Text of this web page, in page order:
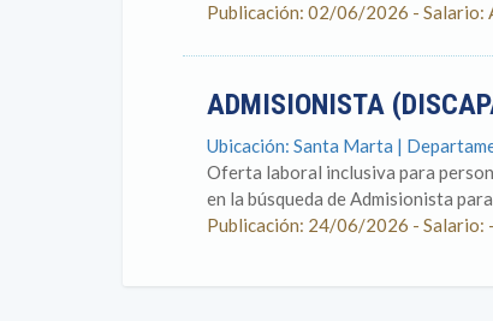
Publicación: 02/06/2026 - Salario:
ADMISIONISTA
Ubicación: Santa Marta |
Oferta laboral inclusiva para
en la búsqueda de Admisionista
Publicación: 24/06/2026 -